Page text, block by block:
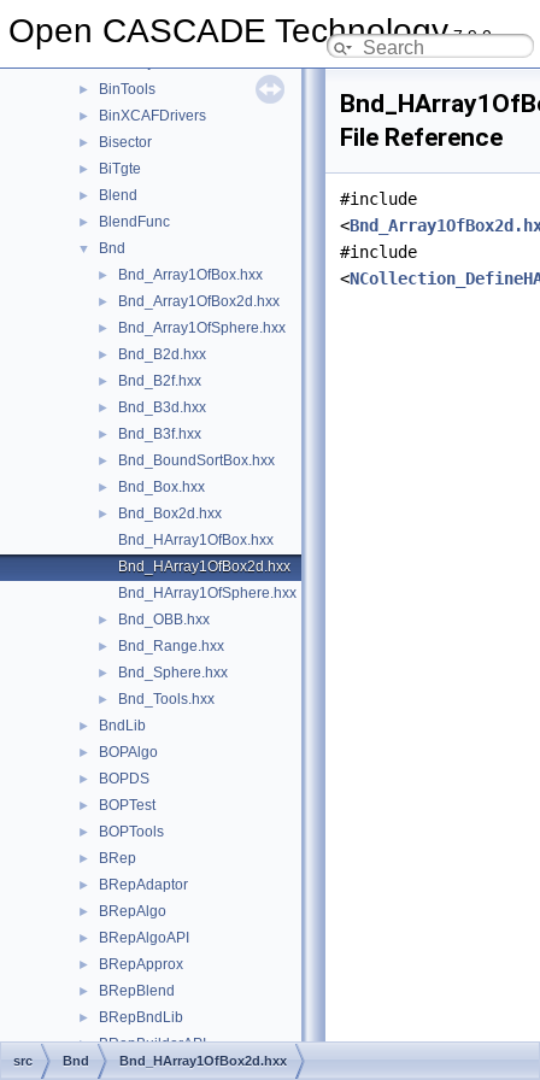
Open CASCADE Technology7.9.0
BinObjMgt
► BinTools
► BinXCAFDrivers
► Bisector
► BiTgte
► Blend
► BlendFunc
▼ Bnd
► Bnd_Array1OfBox.hxx
► Bnd_Array1OfBox2d.hxx
► Bnd_Array1OfSphere.hxx
► Bnd_B2d.hxx
► Bnd_B2f.hxx
► Bnd_B3d.hxx
► Bnd_B3f.hxx
► Bnd_BoundSortBox.hxx
► Bnd_Box.hxx
►
Bnd_Box2d.hxx
Bnd_HArray1OfBox.hxx
Bnd_HArray1OfBox2d.hxx
Bnd_HArray1OfSphere.hxx
► Bnd_OBB.hxx
► Bnd_Range.hxx
► Bnd_Sphere.hxx
► Bnd_Tools.hxx
► BndLib
► BOPAlgo
► BOPDS
► BOPTest
► BOPTools
► BRep
► BRepAdaptor
► BRepAlgo
► BRepAlgoAPI
► BRepApprox
► BRepBlend
► BRepBndLib
► BRepBuilderAPI
► BRepCheck
File Reference
#include
<
#include
<
src Bnd Bnd_HArray1OfBox2d.hxx